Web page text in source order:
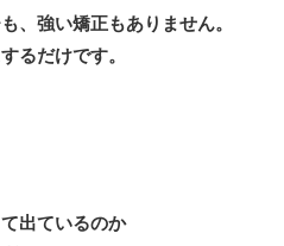
、強い矯正もありません。
るだけです。
出ているのか